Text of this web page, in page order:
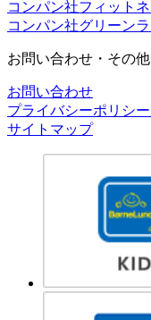
コンパン社フィット
コンパン社グリーン
お問い合わせ・その他
お問い合わせ
プライバシーポリシ
サイトマップ